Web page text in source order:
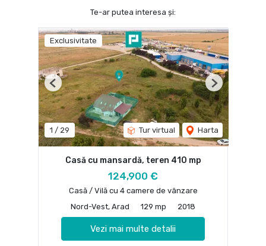
Te-ar putea interesa și:
Exclusivitate
1 / 29 Tur virtual Harta
Previous Next
Casă cu mansardă, teren 410 mp
124,900 €
Casă / Vilă cu 4 camere de vânzare
Nord-Vest, Arad
129 mp 2018
Vezi mai multe detalii